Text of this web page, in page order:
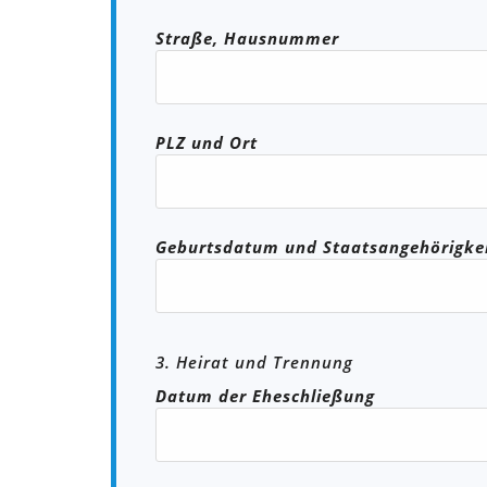
Straße, Hausnummer
PLZ und Ort
Geburtsdatum und
3. Heirat und Trennung
Datum der Eheschließung